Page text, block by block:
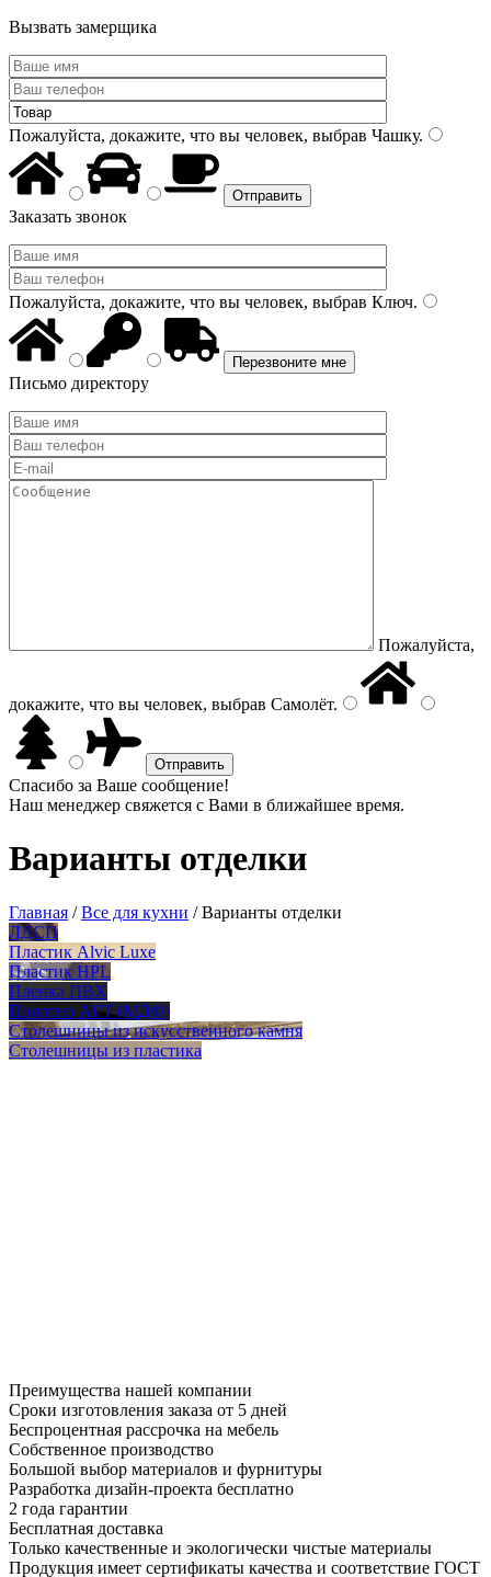
Вызвать замерщика
Пожалуйста, докажите, что вы человек, выбрав Чашку.
Заказать звонок
Пожалуйста, докажите, что вы человек, выбрав Ключ.
Письмо директору
Пожалуйста,
докажите, что вы человек, выбрав Самолёт.
Спасибо за Ваше сообщение!
Наш менеджер свяжется с Вами в ближайшее время.
Варианты отделки
Главная /Все для кухни /Варианты отделки
ЛДСП
Пластик Alvic Luxe
Пластик HPL
Пленка ПВХ
Полотно АГТ (МДФ)
Столешницы из искусственного камня
Столешницы из пластика
Преимущества нашей компании
Сроки изготовления заказа от 5 дней
Беспроцентная рассрочка на мебель
Собственное производство
Большой выбор материалов и фурнитуры
Разработка дизайн-проекта бесплатно
2 года гарантии
Бесплатная доставка
Только качественные и экологически чистые материалы
Продукция имеет сертификаты качества и соответствие ГОСТ